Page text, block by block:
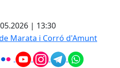
| 13:30
Marata i Corró d'Amunt